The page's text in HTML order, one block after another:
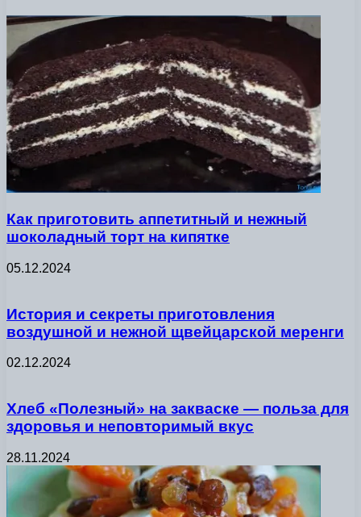
Как приготовить аппетитный и нежный
шоколадный торт на кипятке
05.12.2024
История и секреты приготовления
воздушной и нежной щвейцарской меренги
02.12.2024
Хлеб «Полезный» на закваске — польза для
здоровья и неповторимый вкус
28.11.2024